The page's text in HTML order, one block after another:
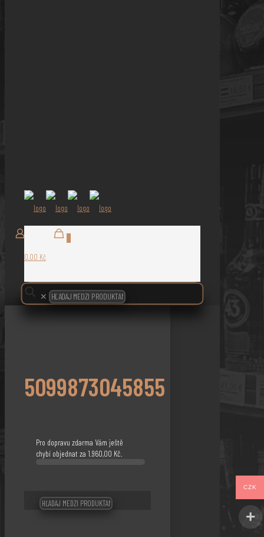
0,00 Kč
✕
5099873045855
Pro dopravu zdarma Vám ještě
chybí objednat za 1.960,00 Kč
CZK